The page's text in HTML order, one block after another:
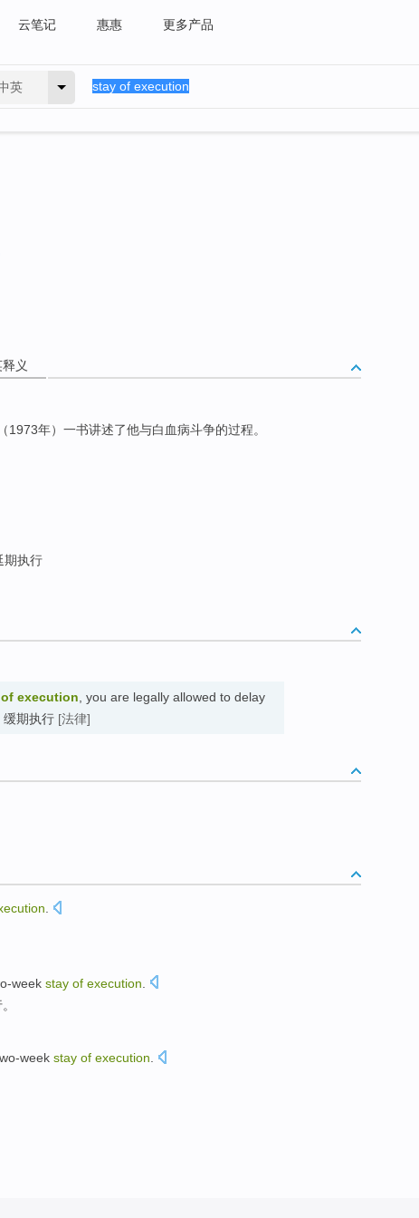
云笔记 惠惠 更多产品
英
义
1973年）一书讲述了他与白血病斗争的过程。
期执行
execution, you are legally allowed to delay
期执行 [法律]
week stay of execution
week stay of execution.